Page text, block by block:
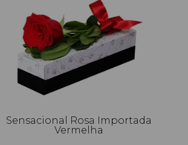
Sensacional Rosa Importada
Vermelha